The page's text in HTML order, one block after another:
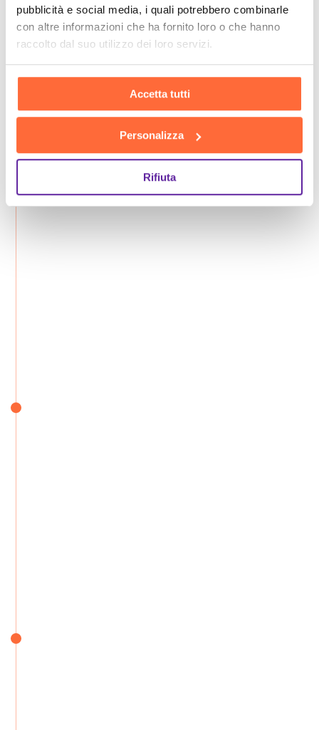
pubblicità e social media, i quali potrebbero combinarle
con altre informazioni che ha fornito loro o che hanno
raccolto dal suo utilizzo dei loro servizi.
Accetta tutti
Personalizza
Rifiuta